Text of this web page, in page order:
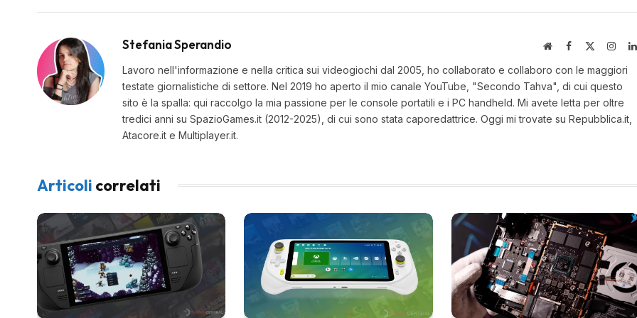
Stefania Sperandio WebsiteFacebook
Lavoro nell'informazione e nella critica sui videogiochi dal 2005, ho collaborato e collaboro con le maggiori
testate giornalistiche di settore. Nel 2019 ho aperto il mio canale YouTube, "Secondo Tahva", di cui questo
sito è la spalla: qui raccolgo la mia passione per le console portatili e i PC handheld. Mi avete letta per oltre
tredici anni su SpazioGames.it (2012-2025), di cui sono stata caporedattrice. Oggi mi trovate su Repubblica.it,
Atacore.it e Multiplayer.it.
Articoli correlati